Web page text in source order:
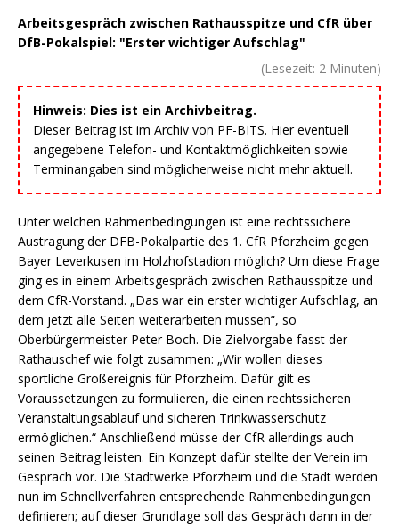
Arbeitsgespräch zwischen Rathausspitze und CfR über
DfB-Pokalspiel: "Erster wichtiger Aufschlag"
(Lesezeit: 2 Minuten)
Hinweis: Dies ist ein Archivbeitrag.
Dieser Beitrag ist im Archiv von PF-BITS. Hier eventuell
angegebene Telefon- und Kontaktmöglichkeiten sowie
Terminangaben sind möglicherweise nicht mehr aktuell.
Unter welchen Rahmenbedingungen ist eine rechtssichere
Austragung der DFB-Pokalpartie des 1. CfR Pforzheim gegen
Bayer Leverkusen im Holzhofstadion möglich? Um diese Frage
ging es in einem Arbeitsgespräch zwischen Rathausspitze und
dem CfR-Vorstand. „Das war ein erster wichtiger Aufschlag, an
dem jetzt alle Seiten weiterarbeiten müssen“, so
Oberbürgermeister Peter Boch. Die Zielvorgabe fasst der
Rathauschef wie folgt zusammen: „Wir wollen dieses
sportliche Großereignis für Pforzheim. Dafür gilt es
Voraussetzungen zu formulieren, die einen rechtssicheren
Veranstaltungsablauf und sicheren Trinkwasserschutz
ermöglichen.“ Anschließend müsse der CfR allerdings auch
seinen Beitrag leisten. Ein Konzept dafür stellte der Verein im
Gespräch vor. Die Stadtwerke Pforzheim und die Stadt werden
nun im Schnellverfahren entsprechende Rahmenbedingungen
definieren; auf dieser Grundlage soll das Gespräch dann in der